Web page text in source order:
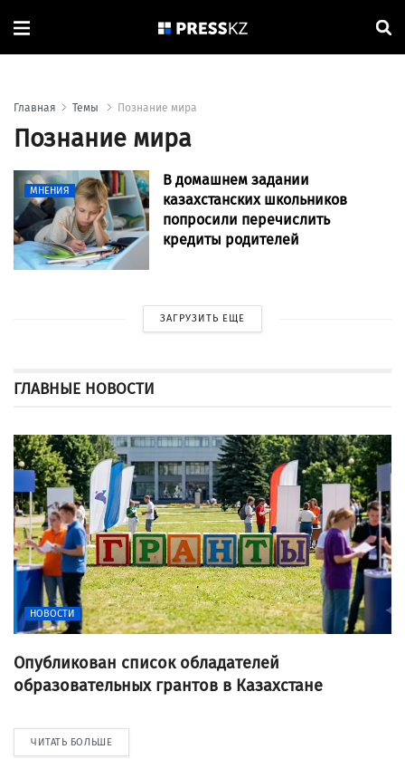
Главная Темы Познание мира
Познание мира
МНЕНИЯ
В домашнем задании
казахстанских школьников
попросили перечислить
кредиты родителей
ЗАГРУЗИТЬ ЕЩЕ
ГЛАВНЫЕ НОВОСТИ
НОВОСТИ
Опубликован список обладателей
образовательных грантов в Казахстане
ЧИТАТЬ БОЛЬШЕ